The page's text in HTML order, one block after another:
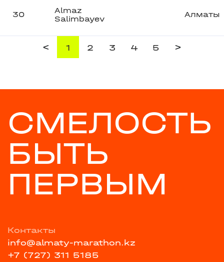
30
Almaz
Salimbayev
Алматы
< 1 2 3 4 5 >
СМЕЛОСТЬ
БЫТЬ
ПЕРВЫМ
Контакты
info@almaty-marathon.kz
+7 (727) 311 5185